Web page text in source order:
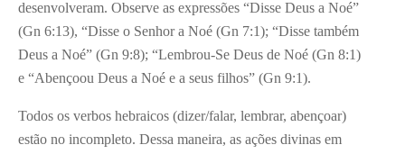
desenvolveram. Observe as expressões “Disse Deus a Noé”
(Gn 6:13), “Disse o Senhor a Noé (Gn 7:1); “Disse também
Deus a Noé” (Gn 9:8); “Lembrou-Se Deus de Noé (Gn 8:1)
e “Abençoou Deus a Noé e a seus filhos” (Gn 9:1).
Todos os verbos hebraicos (dizer/falar, lembrar, abençoar)
estão no incompleto. Dessa maneira, as ações divinas em